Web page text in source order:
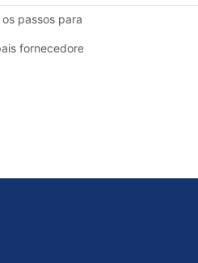
da bomba de polpa
os passos para a instalação de uma
ponta
fornecedores de bombas de